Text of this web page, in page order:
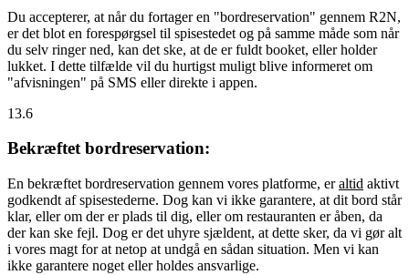
Du accepterer, at når du fortager en "bordreservation" gennem R2N,
er det blot en forespørgsel til spisestedet og på samme måde som når
du selv ringer ned, kan det ske, at de er fuldt booket, eller holder
lukket. I dette tilfælde vil du hurtigst muligt blive informeret om
"afvisningen" på SMS eller direkte i appen.
13.6
Bekræftet bordreservation:
En bekræftet bordreservation gennem vores platforme, eraltid aktivt
godkendt af spisestederne. Dog kan vi ikke garantere, at dit bord står
klar, eller om der er plads til dig, eller om restauranten er åben, da
der kan ske fejl. Dog er det uhyre sjældent, at dette sker, da vi gør alt
i vores magt for at netop at undgå en sådan situation. Men vi kan
ikke garantere noget eller holdes ansvarlige.